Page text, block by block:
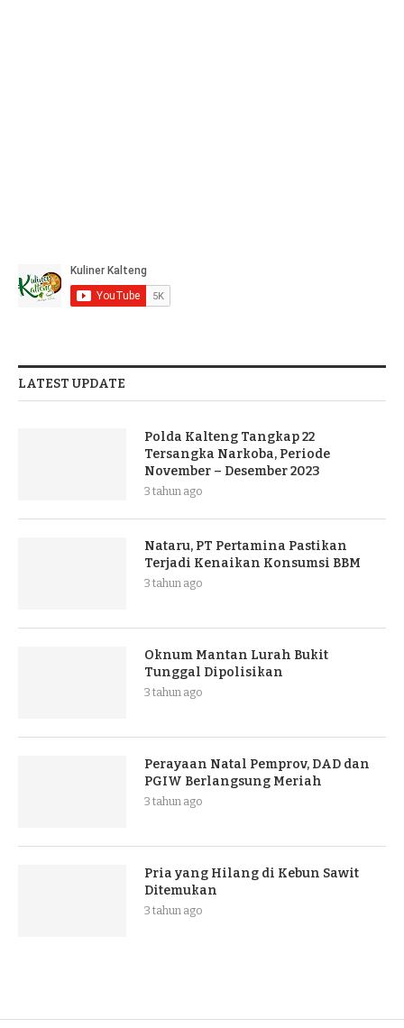
LATEST UPDATE
Polda Kalteng Tangkap 22
Tersangka Narkoba, Periode
November – Desember 2023
3 tahun ago
Nataru, PT Pertamina Pastikan
Terjadi Kenaikan Konsumsi BBM
3 tahun ago
Oknum Mantan Lurah Bukit
Tunggal Dipolisikan
3 tahun ago
Perayaan Natal Pemprov, DAD dan
PGIW Berlangsung Meriah
3 tahun ago
Pria yang Hilang di Kebun Sawit
Ditemukan
3 tahun ago